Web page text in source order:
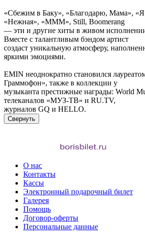
«Сбежим в Баку», «Благодарю, Мама»,
«Нежная», «МММ», Still, Boomerang
— эти и другие хиты в живом
Вместе с талантливым бэндом артист
создаст уникальную атмосферу,
яркими эмоциями.
EMIN неоднократно становился
Граммофон», также в коллекции у
музыканта престижные награды: World
телеканалов «МУЗ-ТВ» и RU.TV,
журналов GQ и HELLO.
Свернуть
О нас
Контакты
Кассы
Электронный подарочный билет
Галерея
Помощь
Договор-оферты
Персональные данные